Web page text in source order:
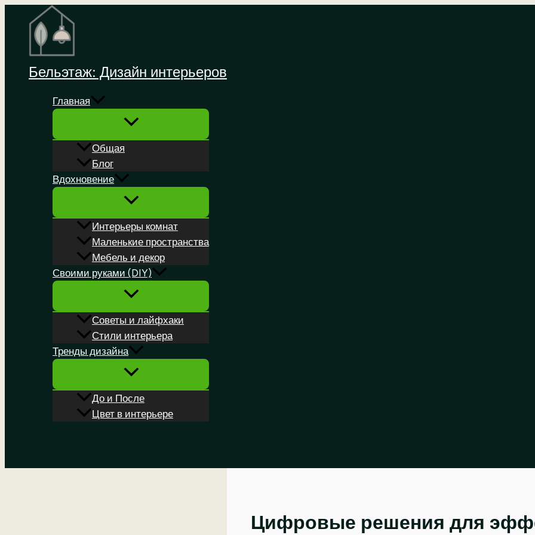
Перейти
содержимому
Бельэтаж: Дизайн интерьеров
Главная
Общая
Блог
Вдохновение
Интерьеры комнат
Маленькие пространства
Мебель и декор
Своими руками (DIY)
Советы и лайфхаки
Стили интерьера
Тренды дизайна
До и После
Цвет в интерьере
Цифровые решения для